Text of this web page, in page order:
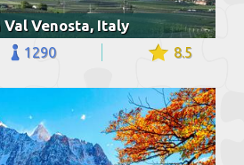
Val Venosta, Italy
1290 8.5